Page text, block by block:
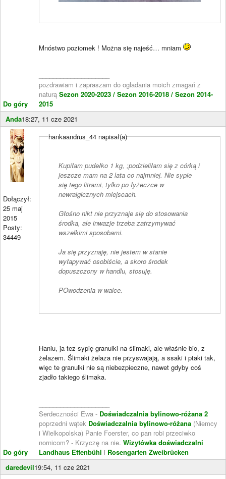
Do góry
Mnóstwo poziomek ! Można się najeść… mniam
pozdrawiam i zapraszam do ogladania moich zmagań z
naturą Sezon 2020-2023 / Sezon 2016-2018 / Sezon 2014-
2015
Anda18:27, 11 cze 2021
Dołączył:
25 maj
2015
Posty:
34449
Do góry
hankaandrus_44 napisał(a)
Kupiłam pudełko 1 kg, ;podzieliłam się z córką i
jeszcze mam na 2 lata co najmniej. Nie sypie
się tego litrami, tylko po łyżeczce w
newralgicznych miejscach.
Głośno nikt nie przyznaje się do stosowania
środka, ale inwazje trzeba zatrzymywać
wszelkimi sposobami.
Ja się przyznaję, nie jestem w stanie
wyłapywać osobiście, a skoro środek
dopuszczony w handlu, stosuję.
POwodzenia w walce.
Haniu, ja tez sypię granulki na ślimaki, ale właśnie bio, z
żelazem. Ślimaki żelaza nie przyswajają, a ssaki i ptaki tak,
więc te granulki nie są niebezpieczne, nawet gdyby coś
zjadło takiego ślimaka.
Serdeczności Ewa - Doświadczalnia bylinowo-różana 2
poprzedni wątek Doświadczalnia bylinowo-różana (Niemcy
i Wielkopolska) Panie Foerster, co pan robi przeciwko
nornicom? - Krzyczę na nie. Wizytówka doświadczalni
Landhaus Ettenbühl i Rosengarten Zweibrücken
daredevil19:54, 11 cze 2021